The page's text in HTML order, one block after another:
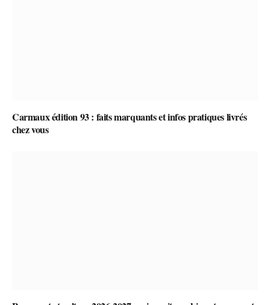
Carmaux édition 93 : faits marquants et infos pratiques livrés
chez vous